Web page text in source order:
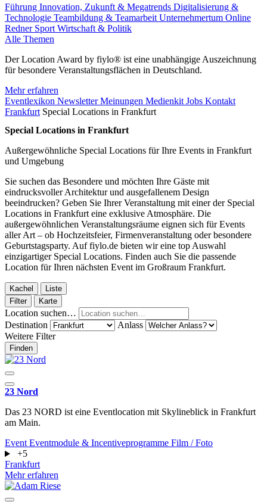
Führung Innovation, Zukunft & Megatrends Digitalisierung &
Technologie Teambildung & Teamarbeit Unternehmertum Online
Redner Sport Wirtschaft & Politik
Alle Themen
Der Location Award by fiylo® ist eine unabhängige Auszeichnung
für besondere Veranstaltungsflächen in Deutschland.
Mehr erfahren
Eventlexikon NewsletterMeinungen Medienkit Jobs Kontakt
Frankfurt Special Locations in Frankfurt
Special Locations in Frankfurt
Außergewöhnliche Special Locations für Ihre Events in Frankfurt
und Umgebung
Sie suchen das Besondere und möchten Ihre Gäste mit
eindrucksvoller Architektur und ausgefallenem Design
beeindrucken? Geben Sie Ihrer Veranstaltung mit einer der Special
Locations in Frankfurt eine exklusive Atmosphäre. Die
außergewöhnlichen Veranstaltungsräume eignen sich für Events
aller Art – ob Hochzeitsfeier, Firmenveranstaltung oder besondere
Geburtstagsparty. Auf fiylo.de bieten wir eine top Auswahl
einzigartiger Special Locations. Finden auch Sie die passende
Location für Ihren nächsten Event im Großraum Frankfurt.
Kachel
Liste
Filter
Karte
Location suchen…
Destination
Anlass
Weitere Filter
Finden
23 Nord
Das 23 NORD ist eine Eventlocation mit Skylineblick in Frankfurt
am Main.
Event Eventmodule & Incentiveprogramme Film / Foto
+5
Frankfurt
Mehr erfahren